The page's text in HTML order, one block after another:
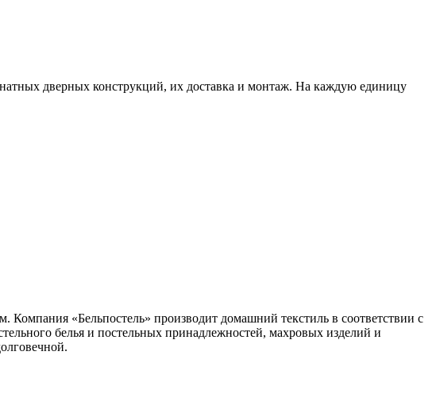
дверных конструкций, их доставка и монтаж. На каждую единицу
«Бельпостель» производит домашний текстиль в соответствии с
белья и постельных принадлежностей, махровых изделий и